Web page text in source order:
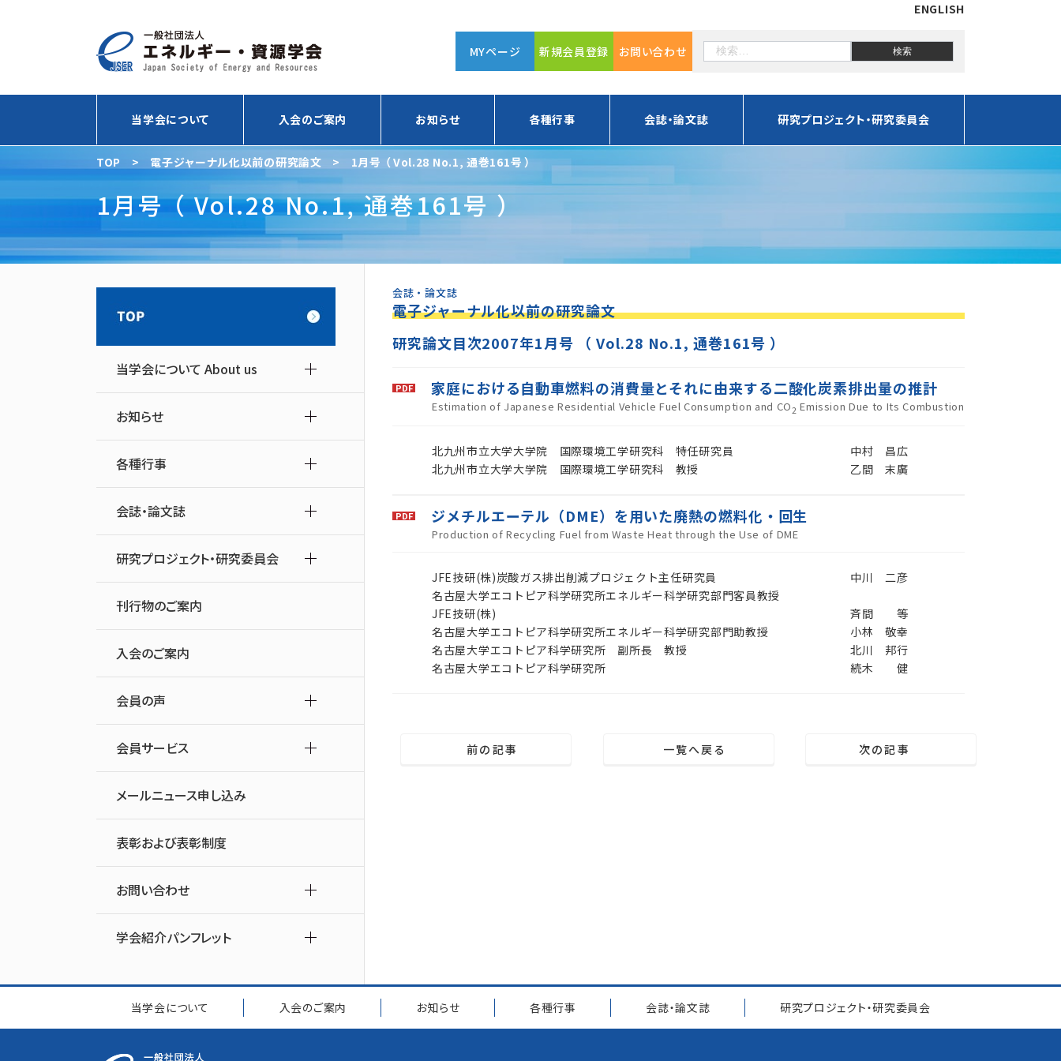
ENGLISH
MYページ 新規会員登録 お問い合わせ
当学会について 入会のご案内 お知らせ 各種行事 会誌・論文誌 研究プロジェクト・研究委員会
TOP > 電子ジャーナル化以前の研究論文 > 1月号 （ Vol.28 No.1, 通巻161号 ）
1月号 （ Vol.28 No.1, 通巻161号 ）
当学会について About us
お知らせ
各種行事
会誌・論文誌
研究プロジェクト・研究委員会
刊行物のご案内
入会のご案内
会員の声
会員サービス
メールニュース申し込み
表彰および表彰制度
お問い合わせ
学会紹介パンフレット
会誌・論文誌
電子ジャーナル化以前の研究論文
研究論文目次2007年1月号 （ Vol.28 No.1, 通巻161号 ）
家庭における自動車燃料の消費量とそれに由来する二酸化炭素排出量の推計
Estimation of Japanese Residential Vehicle Fuel Consumption and CO2 Emission Due to Its Combustion
北九州市立大学大学院 国際環境工学研究科 特任研究員
中村 昌広
北九州市立大学大学院 国際環境工学研究科 教授
乙間 末廣
ジメチルエーテル（DME）を用いた廃熱の燃料化・回生
Production of Recycling Fuel from Waste Heat through the Use of DME
JFE技研(株)炭酸ガス排出削減プロジェクト主任研究員
名古屋大学エコトピア科学研究所エネルギー科学研究部門客員教授
中川 二彦
JFE技研(株)
斉間 等
名古屋大学エコトピア科学研究所エネルギー科学研究部門助教授
小林 敬幸
名古屋大学エコトピア科学研究所 副所長 教授
北川 邦行
名古屋大学エコトピア科学研究所
続木 健
前の記事 一覧へ戻る 次の記事
当学会について 入会のご案内 お知らせ 各種行事 会誌・論文誌 研究プロジェクト・研究委員会